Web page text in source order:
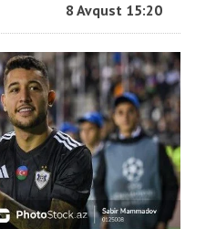
8 Avqust 15:20